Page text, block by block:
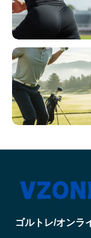
ゴルトレ/オンラ